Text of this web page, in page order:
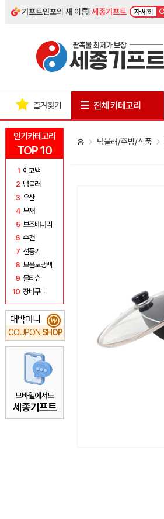
기프트인포의 새 이름!세종기프트 자세히
인기카테고리
TOP 10
1 에코백
2 텀블러
3 우산
4 부채
5 보조배터리
6 수건
7 선풍기
8 보온보냉백
9 물티슈
10 장바구니
대박머니
COUPON SHOP
₩
모바일에서도
세종기프트
즐겨찾기 전체 카테고리
홈 텀블러/주방/식품